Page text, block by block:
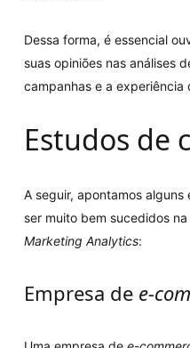
Dessa forma, é essencial
suas opiniões nas análises
campanhas e a experiência
Estudos de
A seguir, apontamos
ser muito bem sucedidos
Marketing Analytics:
Empresa de e-